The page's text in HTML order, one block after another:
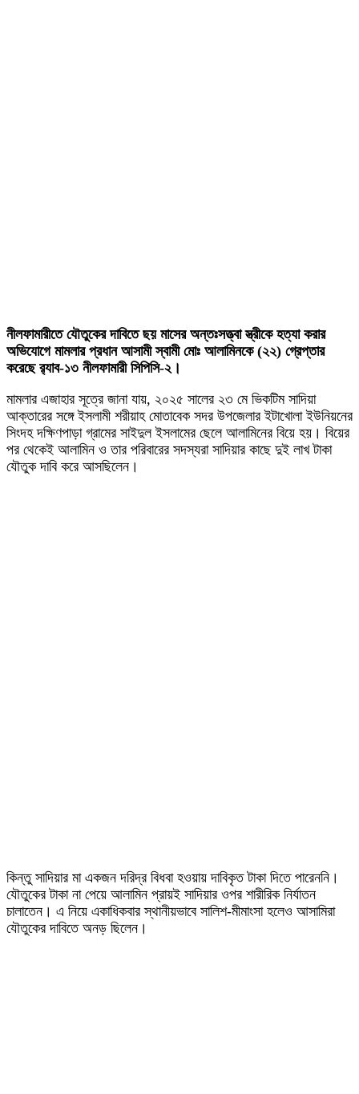
নীলফামারীতে যৌতুকের দাবিতে ছয় মাসের অন্তঃসত্ত্বা স্ত্রীকে হত্যা করার
অভিযোগে মামলার প্রধান আসামী স্বামী মোঃ আলামিনকে (২২) গ্রেপ্তার
করেছে র‍্যাব-১৩ নীলফামারী সিপিসি-২।
মামলার এজাহার সূত্রে জানা যায়, ২০২৫ সালের ২৩ মে ভিকটিম সাদিয়া
আক্তারের সঙ্গে ইসলামী শরীয়াহ মোতাবেক সদর উপজেলার ইটাখোলা ইউনিয়নের
সিংদহ দক্ষিণপাড়া গ্রামের সাইদুল ইসলামের ছেলে আলামিনের বিয়ে হয়। বিয়ের
পর থেকেই আলামিন ও তার পরিবারের সদস্যরা সাদিয়ার কাছে দুই লাখ টাকা
যৌতুক দাবি করে আসছিলেন।
কিন্তু সাদিয়ার মা একজন দরিদ্র বিধবা হওয়ায় দাবিকৃত টাকা দিতে পারেননি।
যৌতুকের টাকা না পেয়ে আলামিন প্রায়ই সাদিয়ার ওপর শারীরিক নির্যাতন
চালাতেন। এ নিয়ে একাধিকবার স্থানীয়ভাবে সালিশ-মীমাংসা হলেও আসামিরা
যৌতুকের দাবিতে অনড় ছিলেন।